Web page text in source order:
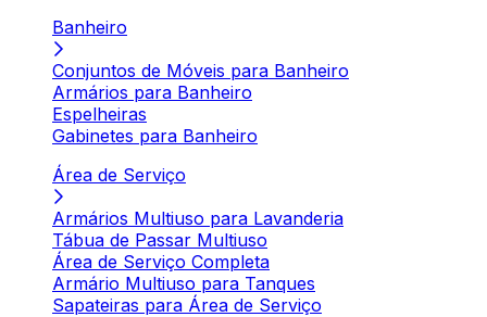
Banheiro
Conjuntos de Móveis para Banheiro
Armários para Banheiro
Espelheiras
Gabinetes para Banheiro
Área de Serviço
Armários Multiuso para Lavanderia
Tábua de Passar Multiuso
Área de Serviço Completa
Armário Multiuso para Tanques
Sapateiras para Área de Serviço